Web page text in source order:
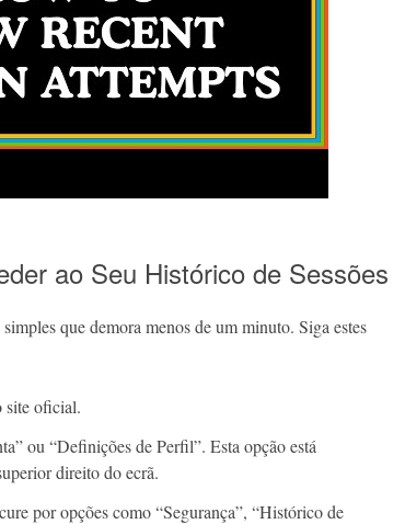
ao Seu Histórico de Sessões
que demora menos de um minuto. Siga estes
site oficial.
ou “Definições de Perfil”. Esta opção está
direito do ecrã.
por opções como “Segurança”, “Histórico de